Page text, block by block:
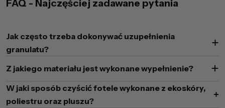
FAQ - Najczęściej zadawane pytania
Jak często trzeba dokonywać uzupełnienia
granulatu?
Z jakiego materiału jest wykonane wypełnienie?
W jaki sposób czyścić fotele wykonane z ekoskóry,
poliestru oraz pluszu?